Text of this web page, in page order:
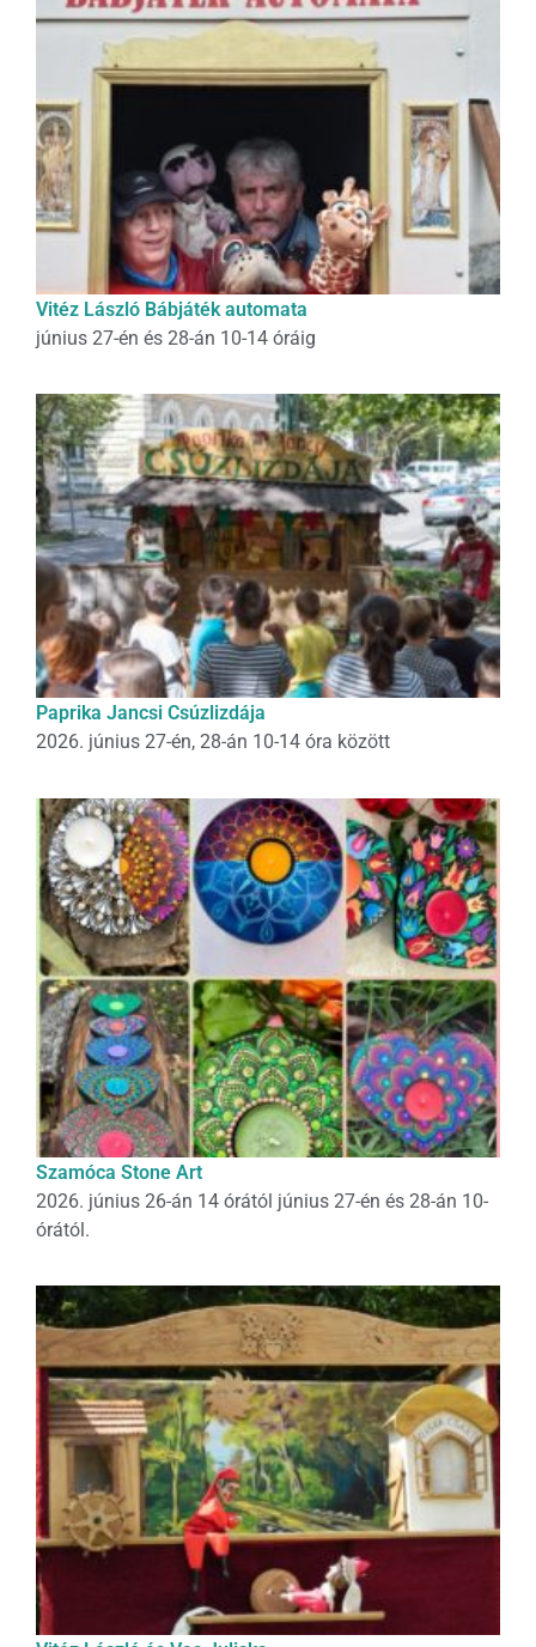
Vitéz László Bábjáték automata
június 27-én és 28-án 10-14 óráig
Paprika Jancsi Csúzlizdája
2026. június 27-én, 28-án 10-14 óra között
Szamóca Stone Art
2026. június 26-án 14 órától június 27-én és 28-án 10-
órától.